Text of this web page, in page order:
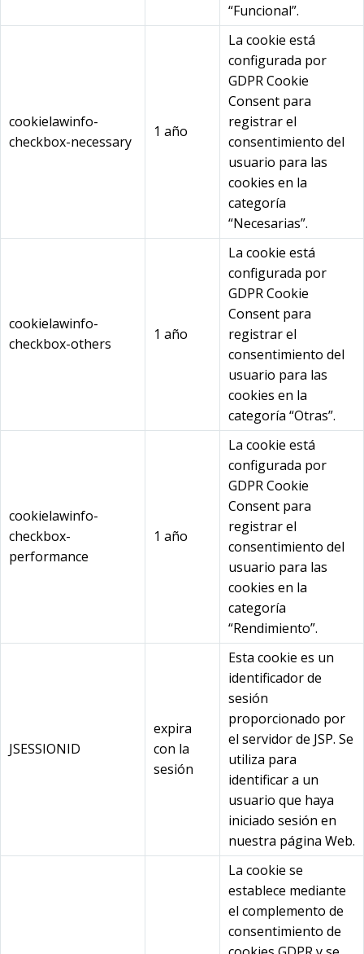
“Funcional”.
cookielawinfo-
checkbox-necessary
1 año
La cookie está
configurada por
GDPR Cookie
Consent para
registrar el
consentimiento del
usuario para las
cookies en la
categoría
“Necesarias”.
cookielawinfo-
checkbox-others
1 año
La cookie está
configurada por
GDPR Cookie
Consent para
registrar el
consentimiento del
usuario para las
cookies en la
categoría “Otras”.
cookielawinfo-
checkbox-
performance
1 año
La cookie está
configurada por
GDPR Cookie
Consent para
registrar el
consentimiento del
usuario para las
cookies en la
categoría
“Rendimiento”.
JSESSIONID
expira
con la
sesión
Esta cookie es un
identificador de
sesión
proporcionado por
el servidor de JSP. Se
utiliza para
identificar a un
usuario que haya
iniciado sesión en
nuestra página Web.
La cookie se
establece mediante
el complemento de
consentimiento de